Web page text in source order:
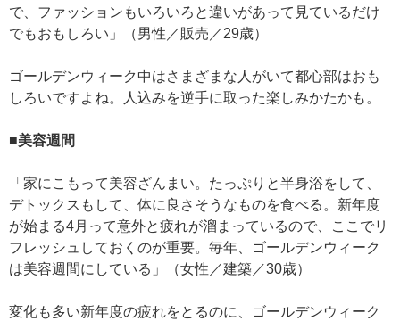
で、ファッションもいろいろと違いがあって見ているだけ
でもおもしろい」（男性／販売／29歳）
ゴールデンウィーク中はさまざまな人がいて都心部はおも
しろいですよね。人込みを逆手に取った楽しみかたかも。
■美容週間
「家にこもって美容ざんまい。たっぷりと半身浴をして、
デトックスもして、体に良さそうなものを食べる。新年度
が始まる4月って意外と疲れが溜まっているので、ここでリ
フレッシュしておくのが重要。毎年、ゴールデンウィーク
は美容週間にしている」（女性／建築／30歳）
変化も多い新年度の疲れをとるのに、ゴールデンウィーク